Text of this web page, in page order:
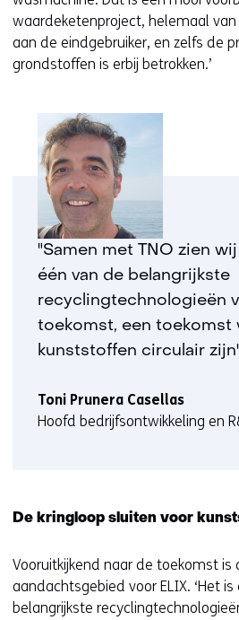
waardeketenproject, helemaal
aan de eindgebruiker, en zelfs de
grondstoffen is erbij betrokken.’
"Samen met TNO zien
één van de belangrijkste
recyclingtechnologieën
toekomst, een toekomst
kunststoffen circulair
Toni Prunera Casellas
Hoofd bedrijfsontwikkeling en
De kringloop sluiten voor
Vooruitkijkend naar de toekomst is
aandachtsgebied voor ELIX. ‘Het
belangrijkste